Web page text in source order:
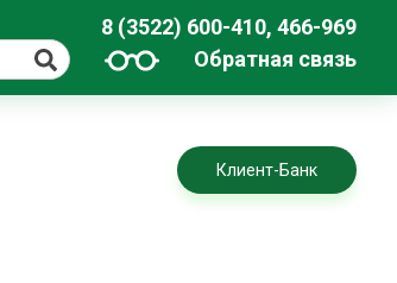
8 (3522) 600-410, 466-969
Обратная связь
Клиент-Банк